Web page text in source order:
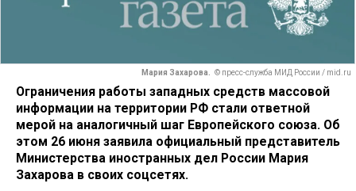
Мария Захарова. © пресс-служба МИД России / mid.ru
Ограничения работы западных средств массовой
информации на территории РФ стали ответной
мерой на аналогичный шаг Европейского союза. Об
этом 26 июня заявила официальный представитель
Министерства иностранных дел России Мария
Захарова в своих соцсетях.